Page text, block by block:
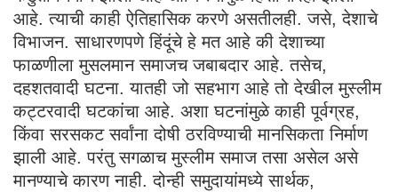
आहे. त्याची काही ऐतिहासिक करणे असतीलही. जसे, देशाचे
विभाजन. साधारणपणे हिंदूंचे हे मत आहे की देशाच्या
फाळणीला मुसलमान समाजच जबाबदार आहे. तसेच,
दहशतवादी घटना. यातही जो सहभाग आहे तो देखील मुस्लीम
कट्टरवादी घटकांचा आहे. अशा घटनांमुळे काही पूर्वग्रह,
किंवा सरसकट सर्वांना दोषी ठरविण्याची मानसिकता निर्माण
झाली आहे. परंतु सगळाच मुस्लीम समाज तसा असेल असे
मानण्याचे कारण नाही. दोन्ही समुदायांमध्ये सार्थक,